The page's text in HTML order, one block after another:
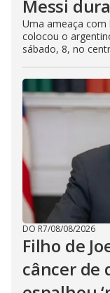
Messi
Uma ameaça com
colocou o
sábado, 8, no
DO R7/08/08/2026
Filho de
câncer de